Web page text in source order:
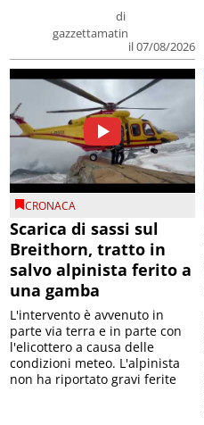
di
gazzettamatin
il 07/08/2026
CRONACA
Scarica di sassi sul
Breithorn, tratto in
salvo alpinista ferito a
una gamba
L'intervento è avvenuto in
parte via terra e in parte con
l'elicottero a causa delle
condizioni meteo. L'alpinista
non ha riportato gravi ferite